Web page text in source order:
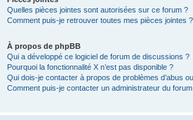
Quelles pièces jointes sont autorisées sur ce forum ?
Comment puis-je retrouver toutes mes pièces jointes ?
À propos de phpBB
Qui a développé ce logiciel de forum de discussions ?
Pourquoi la fonctionnalité X n’est pas disponible ?
Qui dois-je contacter à propos de problèmes d’abus
Comment puis-je contacter un administrateur du